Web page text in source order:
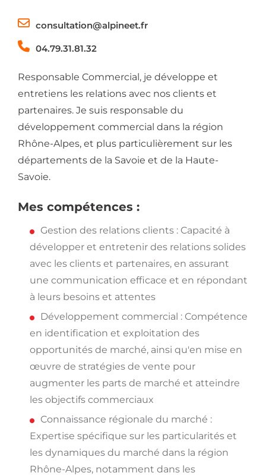
consultation@alpineet.fr
04.79.31.81.32
Responsable Commercial, je développe et
entretiens les relations avec nos clients et
partenaires. Je suis responsable du
développement commercial dans la région
Rhône-Alpes, et plus particulièrement sur les
départements de la Savoie et de la Haute-
Savoie.
Mes compétences :
Gestion des relations clients : Capacité à
développer et entretenir des relations solides
avec les clients et partenaires, en assurant
une communication efficace et en répondant
à leurs besoins et attentes
Développement commercial : Compétence
en identification et exploitation des
opportunités de marché, ainsi qu'en mise en
œuvre de stratégies de vente pour
augmenter les parts de marché et atteindre
les objectifs commerciaux
Connaissance régionale du marché :
Expertise spécifique sur les particularités et
les dynamiques du marché dans la région
Rhône-Alpes, notamment dans les